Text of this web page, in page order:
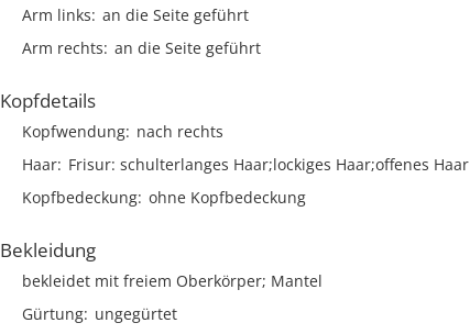
Arm links an die Seite geführt
Arm rechts an die Seite geführt
Kopfdetails
Kopfwendung nach rechts
Haar Frisur schulterlanges Haar;lockiges Haar;offenes Haar
Kopfbedeckung ohne Kopfbedeckung
Bekleidung
bekleidet mit freiem Oberkörper; Mantel
Gürtung ungegürtet